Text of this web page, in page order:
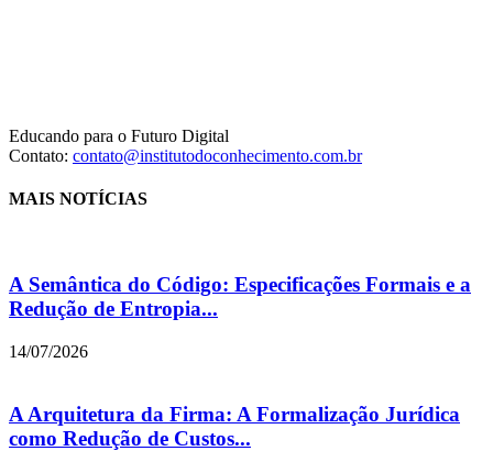
Educando para o Futuro Digital
Contato: contato@institutodoconhecimento.com.br
MAIS NOTÍCIAS
A Semântica do Código: Especificações Formais e a
Redução de Entropia...
14/07/2026
A Arquitetura da Firma: A Formalização Jurídica
como Redução de Custos...